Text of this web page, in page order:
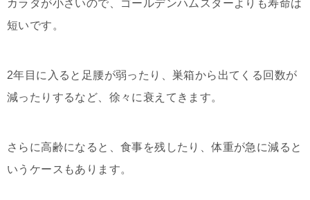
カラダが小さいので、ゴールデンハムスターよりも寿命は
短いです。
2年目に入ると足腰が弱ったり、巣箱から出てくる回数が
減ったりするなど、徐々に衰えてきます。
さらに高齢になると、食事を残したり、体重が急に減ると
いうケースもあります。